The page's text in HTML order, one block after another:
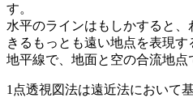
す。
水平のラインはもしかすると
きるもっとも遠い地点を表現
地平線で、地面と空の合流地点
1点透視図法は遠近法において